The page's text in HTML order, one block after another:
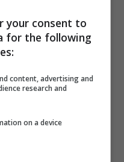
l’arrivo di un
solamente
che i genitori
sempre
o papà vuol dire
your consent to
for the following
content, advertising and
research and
on a device